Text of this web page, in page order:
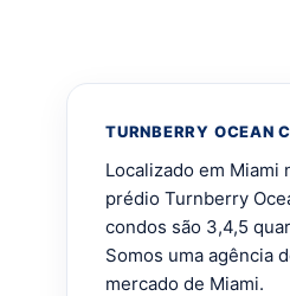
TURNBERRY OCEAN
Localizado em Miami
prédio Turnberry
condos são 3,4,5
Somos uma agência
mercado de Miami.